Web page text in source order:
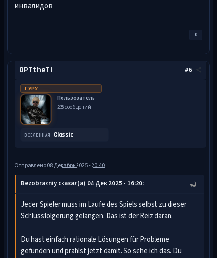
инвалидов
0
#6
OPTtheTI
ГУРУ
Пользователь
238 сообщений
ВСЕЛЕННАЯ Classic
Отправлено08 Декабрь 2025 - 20:40
Bezobrazniy сказал(а) 08 Дек 2025 - 16:20:
Jeder Spieler muss im Laufe des Spiels selbst zu dieser
Schlussfolgerung gelangen. Das ist der Reiz daran.
Du hast einfach rationale Lösungen für Probleme
gefunden und prahlst jetzt damit. So sehe ich das. Du